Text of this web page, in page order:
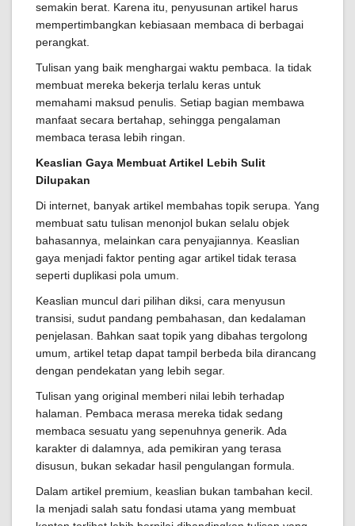
semakin berat. Karena itu, penyusunan artikel harus
mempertimbangkan kebiasaan membaca di berbagai
perangkat.
Tulisan yang baik menghargai waktu pembaca. Ia tidak
membuat mereka bekerja terlalu keras untuk
memahami maksud penulis. Setiap bagian membawa
manfaat secara bertahap, sehingga pengalaman
membaca terasa lebih ringan.
Keaslian Gaya Membuat Artikel Lebih Sulit
Dilupakan
Di internet, banyak artikel membahas topik serupa. Yang
membuat satu tulisan menonjol bukan selalu objek
bahasannya, melainkan cara penyajiannya. Keaslian
gaya menjadi faktor penting agar artikel tidak terasa
seperti duplikasi pola umum.
Keaslian muncul dari pilihan diksi, cara menyusun
transisi, sudut pandang pembahasan, dan kedalaman
penjelasan. Bahkan saat topik yang dibahas tergolong
umum, artikel tetap dapat tampil berbeda bila dirancang
dengan pendekatan yang lebih segar.
Tulisan yang original memberi nilai lebih terhadap
halaman. Pembaca merasa mereka tidak sedang
membaca sesuatu yang sepenuhnya generik. Ada
karakter di dalamnya, ada pemikiran yang terasa
disusun, bukan sekadar hasil pengulangan formula.
Dalam artikel premium, keaslian bukan tambahan kecil.
Ia menjadi salah satu fondasi utama yang membuat